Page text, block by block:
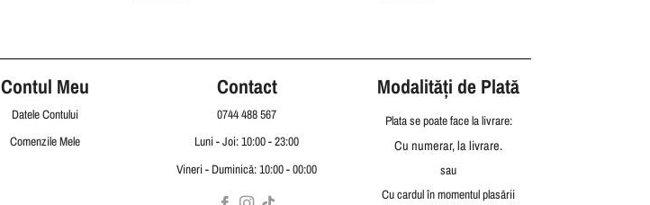
Contul Meu
Datele Contului
Comenzile Mele
Contact
0744 488 567
Luni - Joi: 10:00 - 23:00
Vineri - Duminică: 10:00 - 00:00
Modalități de Plată
Plata se poate face la livrare:
Cu numerar, la livrare.
sau
Cu cardul în momentul plasării